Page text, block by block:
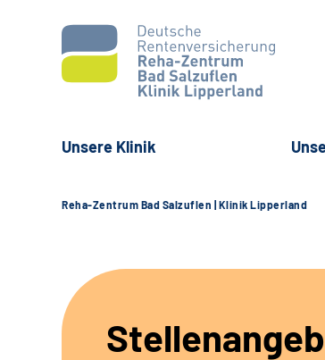
Unsere Klinik
Reha-Zentrum Bad Salzuflen | Klinik Lipperland